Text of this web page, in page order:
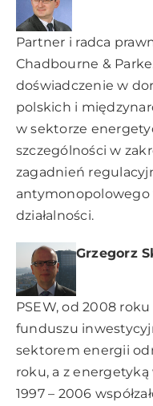
Partner i radca
Chadbourne &
doświadczenie w
polskich i
w sektorze
szczególności w
zagadnień
działalności.
Grzegorz
PSEW, od 2008
funduszu
sektorem energii
roku, a z
1997 – 2006